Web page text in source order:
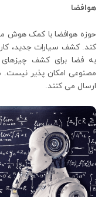
هوافضا
حوزه هوافضا با کمک هوش
کند. کشف سیارات جدید،
به فضا برای کشف
مصنوعی امکان پذیر نیست.
ارسال می کنند.